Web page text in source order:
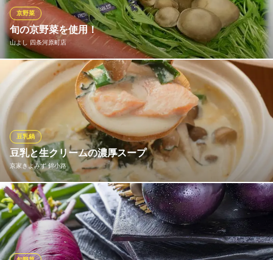
BISTRO NAMI ～ビストロ なみ～
気軽に楽しめるフレンチ
阪急京都線京都河原町駅 徒歩2分
京都府京都市中京区御幸町通錦小路下がル大日町403
旬の京野菜を使用！
山よし 四条河原町店
京野菜
山よし四条河原町店では野菜にもこだわっています。九条ねぎ、
丹波しめじ、金時人参、京壬生菜、京水菜などの京都の野菜を使
用しています。
山よし 四条河原町店
京野菜とかに料理
阪急京都線京都河原町駅 徒歩3分
京都府京都市下京区天満町272
豆乳と生クリームの濃厚スープ
京家きよみず 錦小路
豆乳鍋
【冬季限定】京家きよみずのもう一つの名物が、豆乳鍋（900円
～、税抜）。小ぶりの鍋で一人前からご注文可能。豆乳をベース
に、こんぶ・かつおの合わせだしを効かせ、練りごまで風味良
く。さらに生クリームを少し加えて、濃厚に仕上げています。大
豆特有のクセが抑えられていて、どなたにも食べやすい仕上がり